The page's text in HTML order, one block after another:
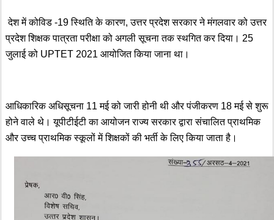
देश में कोविड -19 स्थिति के कारण, उत्तर प्रदेश सरकार ने मंगलवार को उत्तर
प्रदेश शिक्षक पात्रता परीक्षा को अगली सूचना तक स्थगित कर दिया। 25
जुलाई को UPTET 2021 आयोजित किया जाना था।
आधिकारिक अधिसूचना 11 मई को जारी होनी थी और पंजीकरण 18 मई से शुरू
होने वाले थे। यूपीटीईटी का आयोजन राज्य सरकार द्वारा संचालित प्राथमिक
और उच्च प्राथमिक स्कूलों में शिक्षकों की भर्ती के लिए किया जाता है।